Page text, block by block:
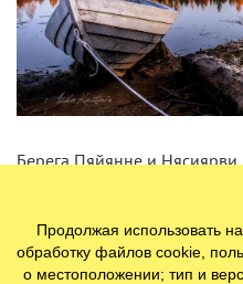
Берега Пяйянне и
другим. Никакой
Продолжая использовать
обработку файлов cookie,
о местоположении; тип и